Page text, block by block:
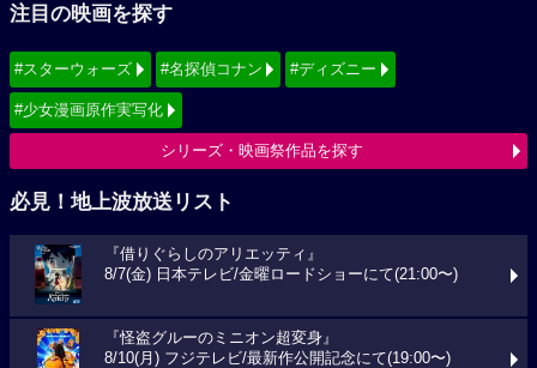
注目の映画を探す
#スターウォーズ #名探偵コナン #ディズニー
#少女漫画原作実写化
シリーズ・映画祭作品を探す
必見！地上波放送リスト
『借りぐらしのアリエッティ』
8/7(金) 日本テレビ/金曜ロードショーにて(21:00〜)
『怪盗グルーのミニオン超変身』
8/10(月) フジテレビ/最新作公開記念にて(19:00〜)